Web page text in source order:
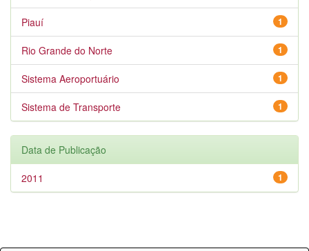
1
Piauí
1
Rio Grande do Norte
1
Sistema Aeroportuário
1
Sistema de Transporte
Data de Publicação
1
2011